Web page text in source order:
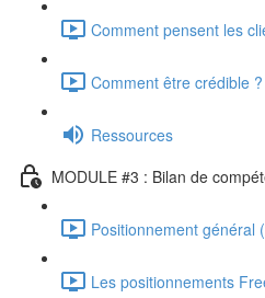
Comment pensent les
Comment être crédible
Ressources
MODULE #3 : Bilan de
Positionnement général
Les positionnements